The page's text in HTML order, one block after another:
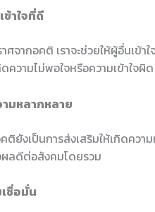
ข้าใจที่ดี
าศจากอคติ เราจะช่วยให้ผู้อื่นเข้
ดความไม่พอใจหรือความเข้าใจผิด
ามหลากหลาย
ติยังเป็นการส่งเสริมให้เกิดคว
ลดีต่อสังคมโดยรวม
ชื่อมั่น